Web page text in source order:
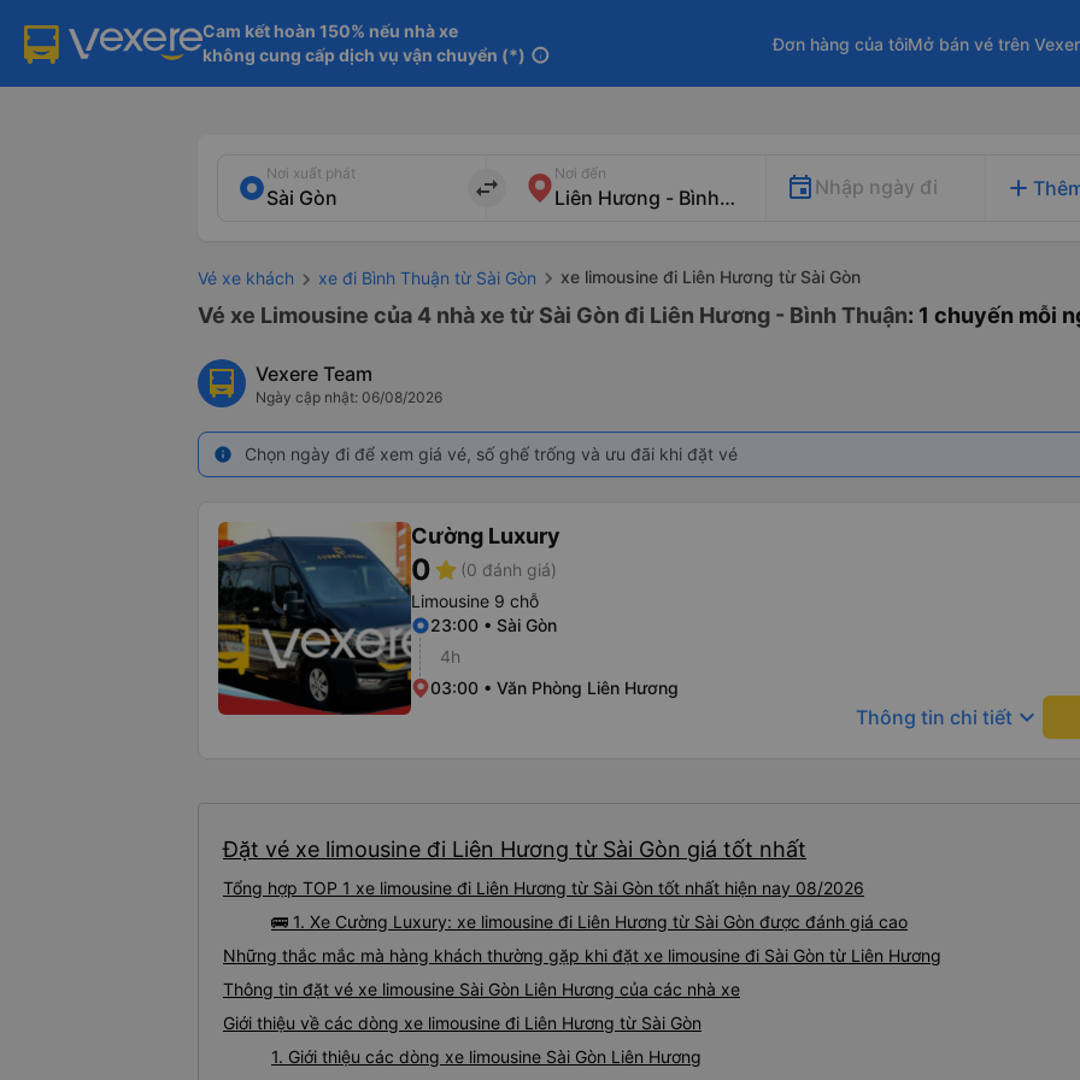
Cam kết hoàn 150% nếu nhà xe
không cung cấp dịch vụ vận chuyển (*) info
Đơn hàng của tôiMở bán vé trên
Nơi xuất phát
import_export
Nơi đến
Nhập ngày đi add
Vé xe khách xe đi Bình Thuận từ Sài Gòn xe limousine đi Liên Hương từ Sài Gòn
Vé xe Limousine của 4 nhà xe từ Sài Gòn đi Liên Hương - Bình Thuận: 1 chuyến mỗi
Vexere Team
Ngày cập nhật: 06/08/2026
info Chọn ngày đi để xem giá vé, số ghế trống và ưu đãi khi đặt vé
Cường Luxury
0star (0 đánh giá)
Limousine 9 chỗ
23:00 • Sài Gòn
4h
03:00 • Văn Phòng Liên Hương
Thông tin chi tiết keyboard_arrow_down
Đặt vé xe limousine đi Liên Hương từ Sài Gòn giá tốt nhất
Tổng hợp TOP 1 xe limousine đi Liên Hương từ Sài Gòn tốt nhất hiện nay 08/2026
🚌 1. Xe Cường Luxury: xe limousine đi Liên Hương từ Sài Gòn được đánh giá cao
Những thắc mắc mà hàng khách thường gặp khi đặt xe limousine đi Sài Gòn từ Liên Hương
Thông tin đặt vé xe limousine Sài Gòn Liên Hương của các nhà xe
Giới thiệu về các dòng xe limousine đi Liên Hương từ Sài Gòn
1. Giới thiệu các dòng xe limousine Sài Gòn Liên Hương